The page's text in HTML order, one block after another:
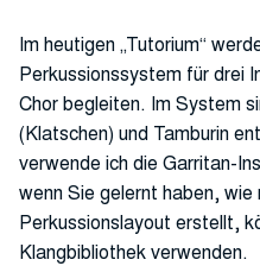
Im heutigen „Tutorium“
Perkussionssystem für drei
Chor begleiten. Im System
(Klatschen) und Tamburin
verwende ich die Garritan-
wenn Sie gelernt haben, wie
Perkussionslayout erstellt,
Klangbibliothek verwenden.